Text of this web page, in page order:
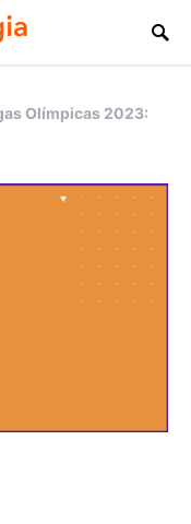
Olímpicas 2023: